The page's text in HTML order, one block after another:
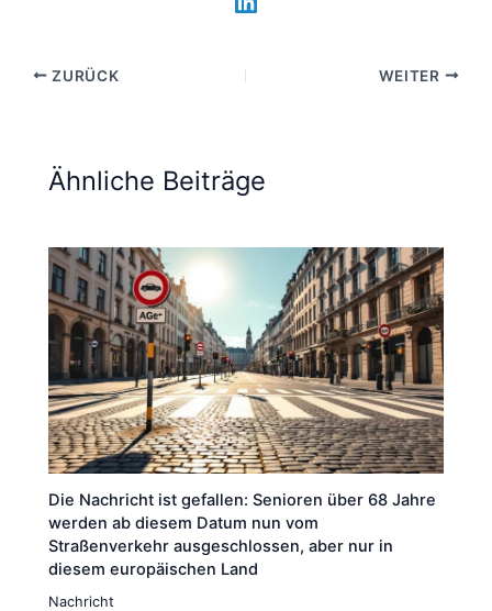
ZURÜCK WEITER
Ähnliche Beiträge
Die Nachricht ist gefallen: Senioren über 68 Jahre
werden ab diesem Datum nun vom
Straßenverkehr ausgeschlossen, aber nur in
diesem europäischen Land
Nachricht